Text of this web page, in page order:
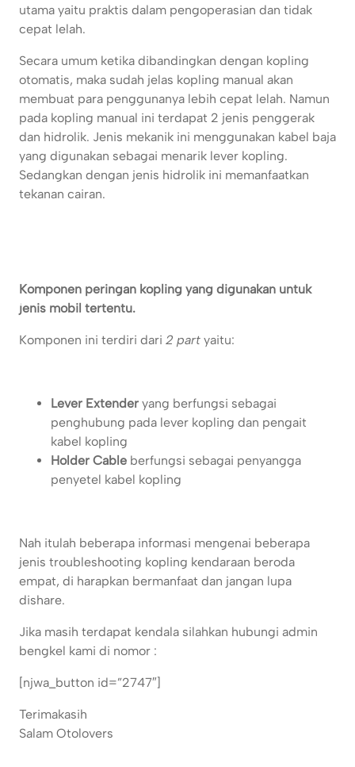
utama yaitu praktis dalam pengoperasian dan tidak
cepat lelah.
Secara umum ketika dibandingkan dengan kopling
otomatis, maka sudah jelas kopling manual akan
membuat para penggunanya lebih cepat lelah. Namun
pada kopling manual ini terdapat 2 jenis penggerak
dan hidrolik. Jenis mekanik ini menggunakan kabel baja
yang digunakan sebagai menarik lever kopling.
Sedangkan dengan jenis hidrolik ini memanfaatkan
tekanan cairan.
Komponen peringan kopling yang digunakan untuk
jenis mobil tertentu.
Komponen ini terdiri dari 2 part yaitu:
Lever Extender yang berfungsi sebagai
penghubung pada lever kopling dan pengait
kabel kopling
Holder Cable berfungsi sebagai penyangga
penyetel kabel kopling
Nah itulah beberapa informasi mengenai beberapa
jenis troubleshooting kopling kendaraan beroda
empat, di harapkan bermanfaat dan jangan lupa
dishare.
Jika masih terdapat kendala silahkan hubungi admin
bengkel kami di nomor :
[njwa_button id=”2747″]
Terimakasih
Salam Otolovers